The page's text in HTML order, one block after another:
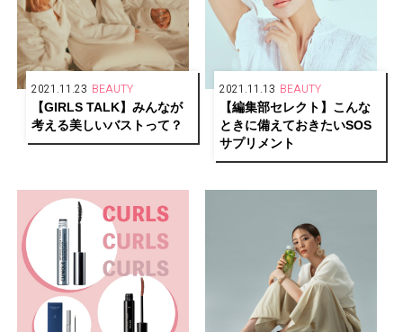
2021.11.23 BEAUTY
【GIRLS TALK】みんなが
考える美しいバストって？
2021.11.13 BEAUTY
【編集部セレクト】こんな
ときに備えておきたいSOS
サプリメント